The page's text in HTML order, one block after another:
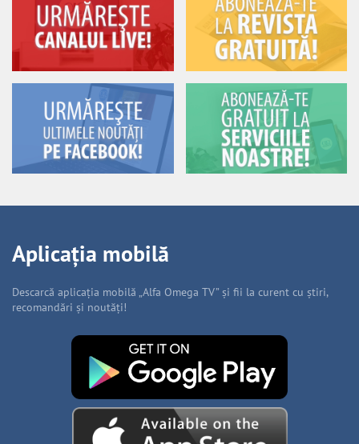
Aplicația mobilă
Descarcă aplicația mobilă „Alfa Omega TV” și fii la curent cu știri,
recomandări și noutăți!